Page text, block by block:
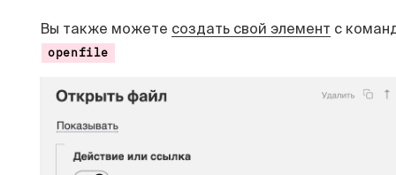
Вы также можете создать свой элемент с
openfile